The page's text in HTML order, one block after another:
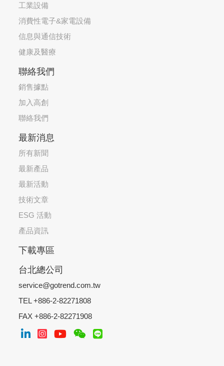
工業設備
消費性電子&家電設備
信息與通信技術
健康及醫療
聯絡我們
銷售據點
加入高創
聯絡我們
最新消息
所有新聞
最新產品
最新活動
技術文章
ESG 活動
產品資訊
下載專區
台北總公司
service@gotrend.com.tw
TEL +886-2-82271808
FAX +886-2-82271908